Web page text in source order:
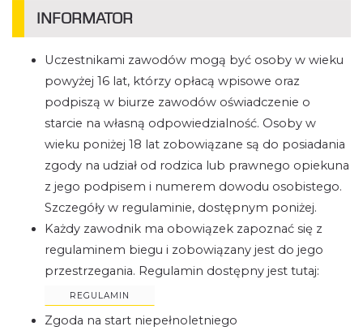
INFORMATOR
Uczestnikami zawodów mogą być osoby w wieku
powyżej 16 lat, którzy opłacą wpisowe oraz
podpiszą w biurze zawodów oświadczenie o
starcie na własną odpowiedzialność. Osoby w
wieku poniżej 18 lat zobowiązane są do posiadania
zgody na udział od rodzica lub prawnego opiekuna
z jego podpisem i numerem dowodu osobistego.
Szczegóły w regulaminie, dostępnym poniżej.
Każdy zawodnik ma obowiązek zapoznać się z
regulaminem biegu i zobowiązany jest do jego
przestrzegania. Regulamin dostępny jest tutaj:
REGULAMIN
Zgoda na start niepełnoletniego